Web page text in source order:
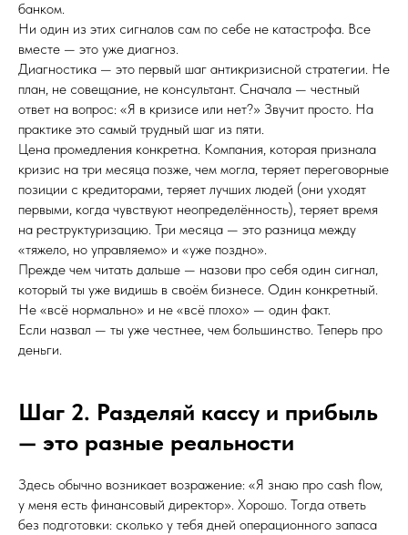
банком.
Ни один из этих сигналов сам по себе не катастрофа. Все
вместе — это уже диагноз.
Диагностика — это первый шаг антикризисной стратегии. Не
план, не совещание, не консультант. Сначала — честный
ответ на вопрос: «Я в кризисе или нет?» Звучит просто. На
практике это самый трудный шаг из пяти.
Цена промедления конкретна. Компания, которая признала
кризис на три месяца позже, чем могла, теряет переговорные
позиции с кредиторами, теряет лучших людей (они уходят
первыми, когда чувствуют неопределённость), теряет время
на реструктуризацию. Три месяца — это разница между
«тяжело, но управляемо» и «уже поздно».
Прежде чем читать дальше — назови про себя один сигнал,
который ты уже видишь в своём бизнесе. Один конкретный.
Не «всё нормально» и не «всё плохо» — один факт.
Если назвал — ты уже честнее, чем большинство. Теперь про
деньги.
Шаг 2. Разделяй кассу и прибыль
— это разные реальности
Здесь обычно возникает возражение: «Я знаю про cash flow,
у меня есть финансовый директор». Хорошо. Тогда ответь
без подготовки: сколько у тебя дней операционного запаса